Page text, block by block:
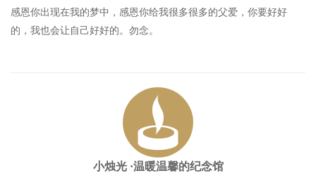
感恩你出现在我的梦中，感恩你给我很多很多的父爱，你要好好
的，我也会让自己好好的。勿念。
小烛光 ·温暖温馨的纪念馆